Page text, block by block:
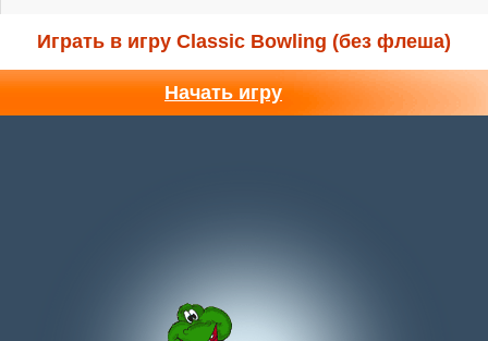
Играть в игру Classic Bowling (без флеша)
Начать игру